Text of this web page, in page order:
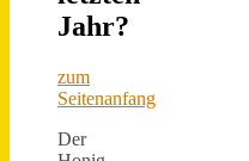
Jahr?
zum
Seitenanfang
Der